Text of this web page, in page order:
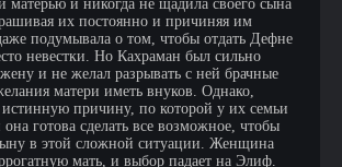
матерью и никогда не щадила своего сына
их постоянно и причиняя им
подумывала о том, чтобы отдать Дефне
невестки. Но Кахраман был сильно
и не желал разрывать с ней брачные
матери иметь внуков. Однако,
причину, по которой у их семьи
готова сделать все возможное, чтобы
в этой сложной ситуации. Женщина
мать, и выбор падает на Элиф.